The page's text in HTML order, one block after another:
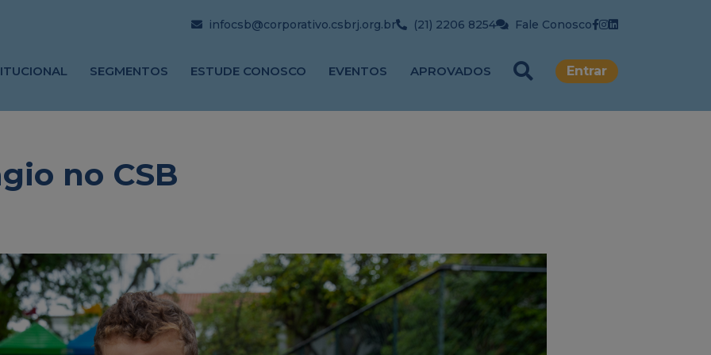
infocsb@corporativo.csbrj.org.br (21) 2206 8254 Fale Conosco
SEGMENTOS ESTUDE CONOSCO EVENTOS APROVADOS Entrar